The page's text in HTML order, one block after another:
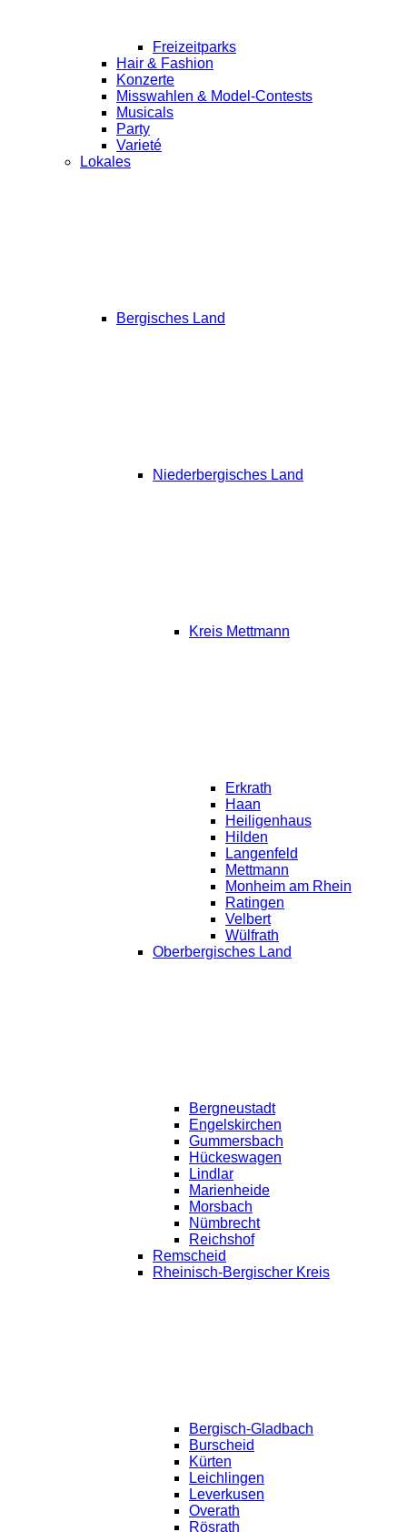
Freizeitparks
Hair & Fashion
Konzerte
Misswahlen & Model-Contests
Musicals
Party
Varieté
Lokales
Bergisches Land
Niederbergisches Land
Kreis Mettmann
Erkrath
Haan
Heiligenhaus
Hilden
Langenfeld
Mettmann
Monheim am Rhein
Ratingen
Velbert
Wülfrath
Oberbergisches Land
Bergneustadt
Engelskirchen
Gummersbach
Hückeswagen
Lindlar
Marienheide
Morsbach
Nümbrecht
Reichshof
Remscheid
Rheinisch-Bergischer Kreis
Bergisch-Gladbach
Burscheid
Kürten
Leichlingen
Leverkusen
Overath
Rösrath